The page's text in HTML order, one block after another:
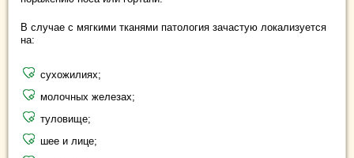
В случае с мягкими тканями патология зачастую локализуется
на:
сухожилиях;
молочных железах;
туловище;
шее и лице;